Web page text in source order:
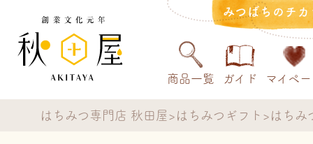
みつばちのチ
商品一覧 ガイド マイペ
はちみつ専門店 秋田屋 はちみつギフト はちみ